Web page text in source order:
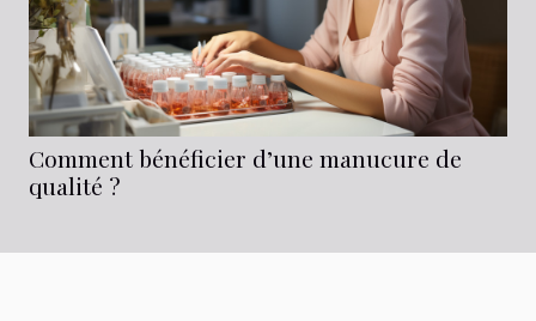
Comment bénéficier d’une manucure de
qualité ?